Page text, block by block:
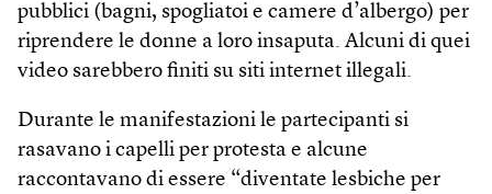
pubblici (bagni, spogliatoi e camere d’albergo) per
riprendere le donne a loro insaputa. Alcuni di quei
video sarebbero finiti su siti internet illegali.
Durante le manifestazioni le partecipanti si
rasavano i capelli per protesta e alcune
raccontavano di essere “diventate lesbiche per